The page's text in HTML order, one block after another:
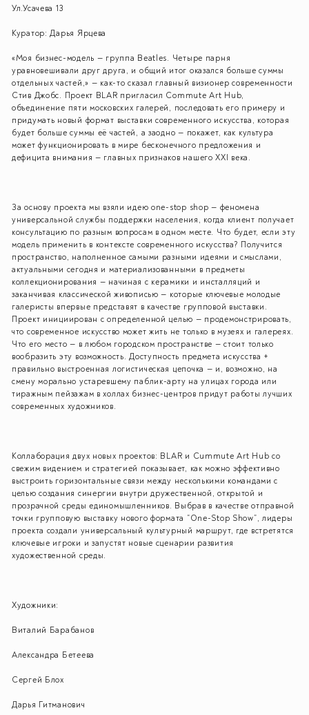
Ул.Усачева 13
Куратор: Дарья Ярцева
«Моя бизнес-модель — группа Beatles. Четыре парня
уравновешивали друг друга, и общий итог оказался больше суммы
отдельных частей,» — как-то сказал главный визионер современности
Стив Джобс. Проект BLAR пригласил Commute Art Hub,
объединение пяти московских галерей, последовать его примеру и
придумать новый формат выставки современного искусства, которая
будет больше суммы её частей, а заодно — покажет, как культура
может функционировать в мире бесконечного предложения и
дефицита внимания — главных признаков нашего XXI века.
За основу проекта мы взяли идею one-stop shop — феномена
универсальной службы поддержки населения, когда клиент получает
консультацию по разным вопросам в одном месте. Что будет, если эту
модель применить в контексте современного искусства? Получится
пространство, наполненное самыми разными идеями и смыслами,
актуальными сегодня и материализованными в предметы
коллекционирования — начиная с керамики и инсталляций и
заканчивая классической живописью — которые ключевые молодые
галеристы впервые представят в качестве групповой выставки.
Проект инициирован с определенной целью — продемонстрировать,
что современное искусство может жить не только в музеях и галереях.
Что его место — в любом городском пространстве — стоит только
вообразить эту возможность. Доступность предмета искусства +
правильно выстроенная логистическая цепочка — и, возможно, на
смену морально устаревшему паблик-арту на улицах города или
тиражным пейзажам в холлах бизнес-центров придут работы лучших
современных художников.
Коллаборация двух новых проектов: BLAR и Cummute Art Hub со
свежим видением и стратегией показывает, как можно эффективно
выстроить горизонтальные связи между несколькими командами с
целью создания синергии внутри дружественной, открытой и
прозрачной среды единомышленников. Выбрав в качестве отправной
точки групповую выставку нового формата “One-Stop Show”, лидеры
проекта создали универсальный культурный маршрут, где встретятся
ключевые игроки и запустят новые сценарии развития
художественной среды.
Художники:
Виталий Барабанов
Александра Бетеева
Сергей Блох
Дарья Гитманович